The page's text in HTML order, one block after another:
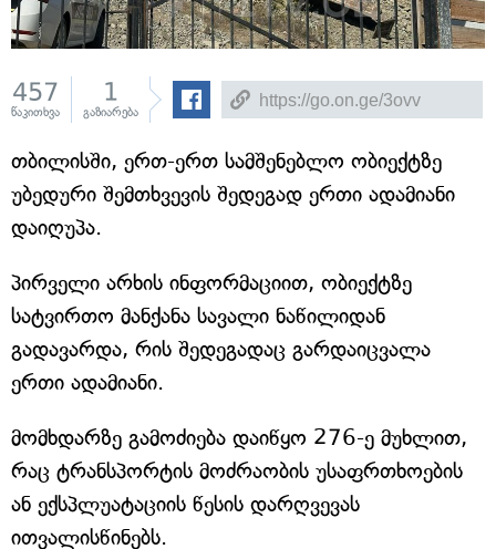
457
წაკითხვა
1
გაზიარება
თბილისში, ერთ-ერთ სამშენებლო ობიექტზე
უბედური შემთხვევის შედეგად ერთი ადამიანი
დაიღუპა.
პირველი არხის ინფორმაციით, ობიექტზე
სატვირთო მანქანა სავალი ნაწილიდან
გადავარდა, რის შედეგადაც გარდაიცვალა
ერთი ადამიანი.
მომხდარზე გამოძიება დაიწყო 276-ე მუხლით,
რაც ტრანსპორტის მოძრაობის უსაფრთხოების
ან ექსპლუატაციის წესის დარღვევას
ითვალისწინებს.